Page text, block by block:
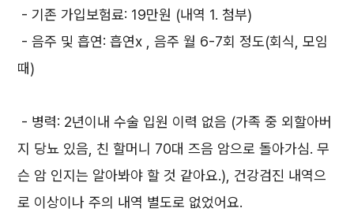
- 기존 가입보험료: 19만원 (내역 1. 첨부)
- 음주 및 흡연: 흡연x , 음주 월 6-7회 정도(회식, 모임
때)
- 병력: 2년이내 수술 입원 이력 없음 (가족 중 외할아버
지 당뇨 있음, 친 할머니 70대 즈음 암으로 돌아가심. 무
슨 암 인지는 알아봐야 할 것 같아요.), 건강검진 내역으
로 이상이나 주의 내역 별도로 없었어요.